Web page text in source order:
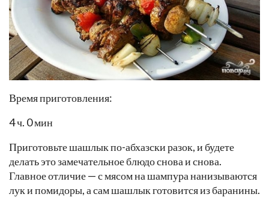
Время приготовления:
4 ч. 0 мин
Приготовьте шашлык по-абхазски разок, и будете
делать это замечательное блюдо снова и снова.
Главное отличие — с мясом на шампура нанизываются
лук и помидоры, а сам шашлык готовится из баранины.